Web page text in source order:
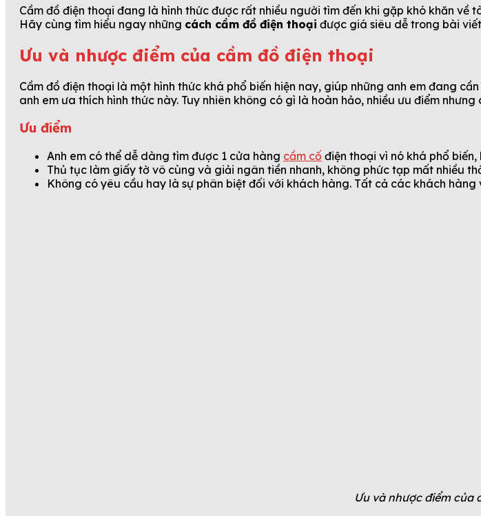
Cầm đồ điện thoại đang là hình thức được rất nhiều người tìm đến khi gặp khó khăn về
Hãy cùng tìm hiểu ngay những cách cầm đồ điện thoại được giá siêu dễ trong bài
Ưu và nhược điểm của cầm đồ điện thoại
Cầm đồ điện thoại là một hình thức khá phổ biến hiện nay, giúp những anh em đang
anh em ưa thích hình thức này. Tuy nhiên không có gì là hoàn hảo, nhiều ưu điểm
Ưu điểm
Anh em có thể dễ dàng tìm được 1 cửa hàng cầm cố điện thoại vì nó khá phổ
Thủ tục làm giấy tờ vô cùng và giải ngân tiền nhanh, không phức tạp mất nhiều
Không có yêu cầu hay là sự phân biệt đối với khách hàng. Tất cả các khách hàng
Ưu và nhược điểm của